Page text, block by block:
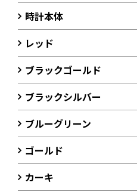
時計本体
レッド
ブラックゴールド
ブラックシルバー
ブルーグリーン
ゴールド
カーキ